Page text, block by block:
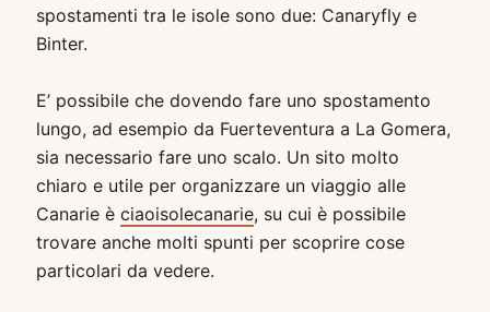
spostamenti tra le isole sono due: Canaryfly e
Binter.
E’ possibile che dovendo fare uno spostamento
lungo, ad esempio da Fuerteventura a La Gomera,
sia necessario fare uno scalo. Un sito molto
chiaro e utile per organizzare un viaggio alle
Canarie è ciaoisolecanarie, su cui è possibile
trovare anche molti spunti per scoprire cose
particolari da vedere.